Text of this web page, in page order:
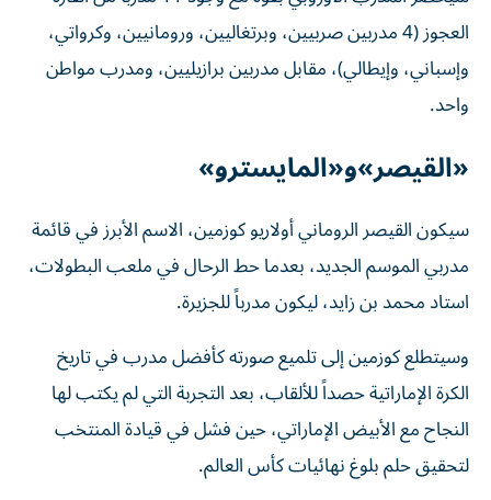
العجوز (4 مدربين صربيين، وبرتغاليين، ورومانيين، وكرواتي،
وإسباني، وإيطالي)، مقابل مدربين برازيليين، ومدرب مواطن
واحد.
«القيصر»و«المايسترو»
سيكون القيصر الروماني أولاريو كوزمين، الاسم الأبرز في قائمة
مدربي الموسم الجديد، بعدما حط الرحال في ملعب البطولات،
استاد محمد بن زايد، ليكون مدرباً للجزيرة.
وسيتطلع كوزمين إلى تلميع صورته كأفضل مدرب في تاريخ
الكرة الإماراتية حصداً للألقاب، بعد التجربة التي لم يكتب لها
النجاح مع الأبيض الإماراتي، حين فشل في قيادة المنتخب
لتحقيق حلم بلوغ نهائيات كأس العالم.